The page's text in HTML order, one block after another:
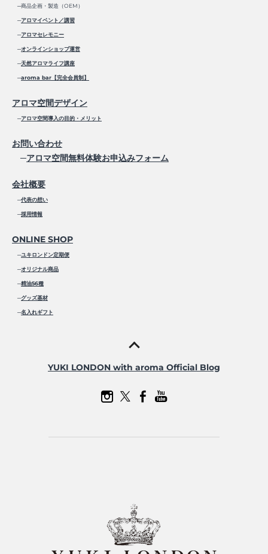
─商品企画・製造（OEM）
─アロマイベント／講習
─アロマセレモニー
─オンラインショップ運営
─天然アロマライフ講座
─aroma bar【完全会員制】
アロマ空間デザイン
─アロマ空間導入の目的・メリット
お問い合わせ
─アロマ空間無料体験お申込みフォーム
会社概要
─代表の想い
─採用情報
ONLINE SHOP
─ユキロンドン定期便
─オリジナル商品
─精油56種
─グッズ基材
─名入れギフト
YUKI LONDON with aroma Official Blog